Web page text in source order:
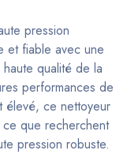
pression
et fiable avec une
qualité de la
performances de
élevé, ce nettoyeur
ce que recherchent
pression robuste.